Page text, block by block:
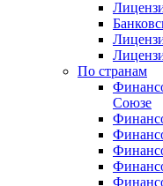
По странам
Союзе